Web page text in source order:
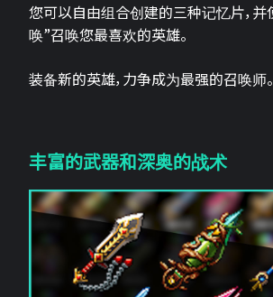
您可以自由组合创建的三种记忆片，并
唤”召唤您最喜欢的英雄。
装备新的英雄，力争成为最强的召唤师。
丰富的武器和深奥的战术